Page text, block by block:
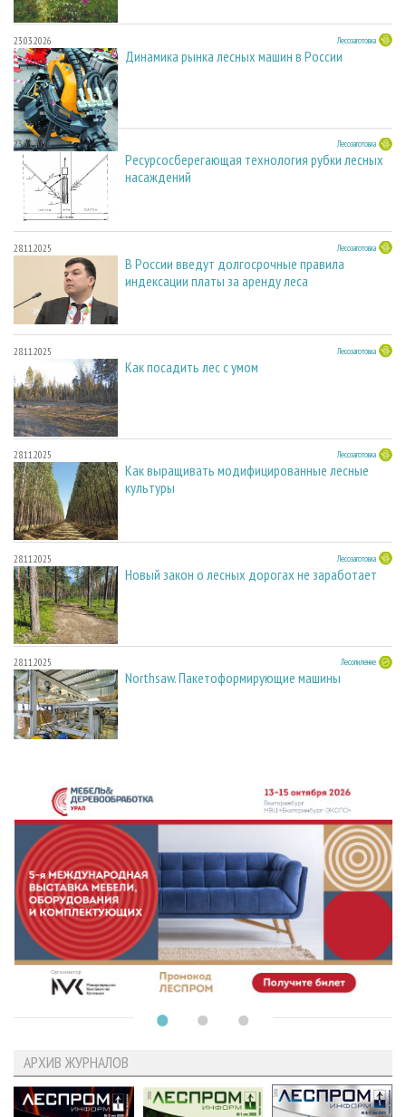
23.03.2026 Лесозаготовка
Динамика рынка лесных машин в России
23.03.2026 Лесозаготовка
Ресурсосберегающая технология рубки лесных
насаждений
28.11.2025 Лесозаготовка
В России введут долгосрочные правила
индексации платы за аренду леса
28.11.2025 Лесозаготовка
Как посадить лес с умом
28.11.2025 Лесозаготовка
Как выращивать модифицированные лесные
культуры
28.11.2025 Лесозаготовка
Новый закон о лесных дорогах не заработает
28.11.2025 Лесопиление
Northsaw. Пакетоформирующие машины
АРХИВ ЖУРНАЛОВ